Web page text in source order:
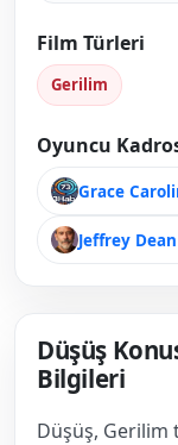
Film Türleri
Gerilim
Oyuncu
Grace
Jeffrey
Düşüş
Bilgileri
Düşüş,